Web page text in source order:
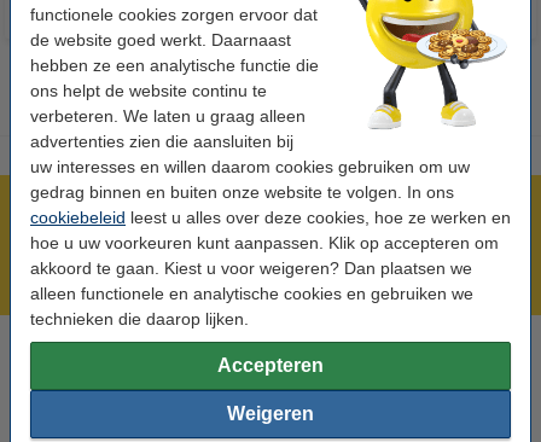
functionele cookies zorgen ervoor dat
de website goed werkt. Daarnaast
hebben ze een analytische functie die
ons helpt de website continu te
verbeteren. We laten u graag alleen
advertenties zien die aansluiten bij
uw interesses en willen daarom cookies gebruiken om uw
gedrag binnen en buiten onze website te volgen. In ons
cookiebeleid leest u alles over deze cookies, hoe ze werken en
hoe u uw voorkeuren kunt aanpassen. Klik op accepteren om
akkoord te gaan. Kiest u voor weigeren? Dan plaatsen we
alleen functionele en analytische cookies en gebruiken we
technieken die daarop lijken.
Accepteren
Weigeren
Meer dan 5 miljoen klanten!
Voor 22.00 uur besteld, morgen in huis!
Laagsteprijsgarantie!
Hulp nodig? Bel ons op +32 (0)9 39 64 123
Op werkdagen van 8.30 tot 17 uur